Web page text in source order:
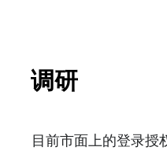
调研
目前市面上的登录授